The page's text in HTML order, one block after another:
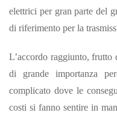
elettrici per gran parte del
di riferimento per la
L’accordo raggiunto, frutto
di grande importanza
complicato dove le
costi si fanno sentire in